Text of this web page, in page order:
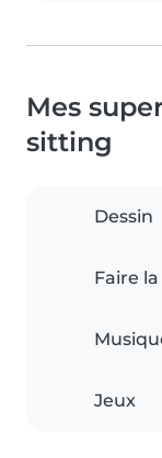
Mes
sitting
Dessin
Faire
Jeux